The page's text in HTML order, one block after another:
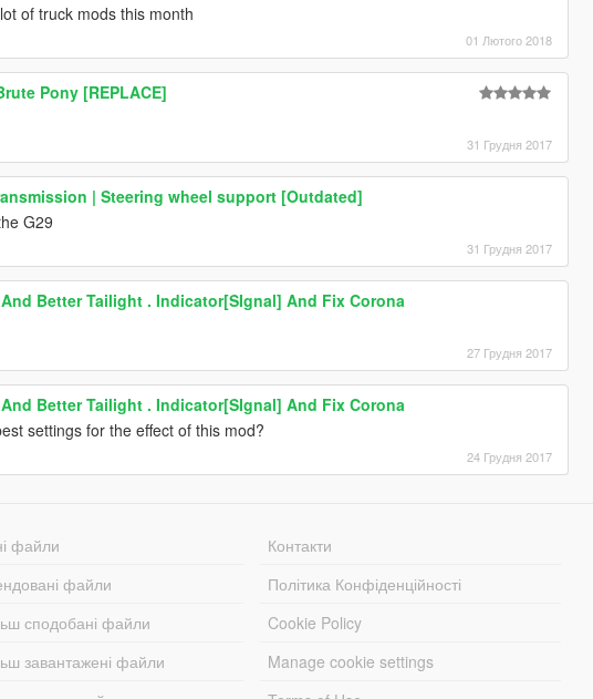
of truck mods this month
01 Лютого 2018
Pony [REPLACE]
31 Грудня 2017
| Steering wheel support [Outdated]
G29
31 Грудня 2017
Better Tailight . Indicator[SIgnal] And Fix Corona
27 Грудня 2017
Better Tailight . Indicator[SIgnal] And Fix Corona
settings for the effect of this mod?
24 Грудня 2017
файли
файли
сподобані файли
завантажені файли
Контакти
Політика Конфіденційності
Cookie Policy
Manage cookie settings